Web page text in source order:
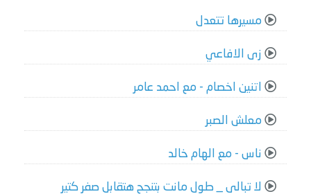
مسيرها تتعدل
زى الافاعي
اتنين اخصام - مع احمد عامر
معلش الصبر
ناس - مع الهام خالد
لا تبالى _ طول مانت بتنجح هتقابل صفر كتير